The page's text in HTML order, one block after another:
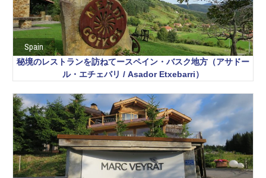
Spain
秘境のレストランを訪ねてースペイン・バスク地方（アサドー
ル・エチェバリ / Asador Etxebarri）